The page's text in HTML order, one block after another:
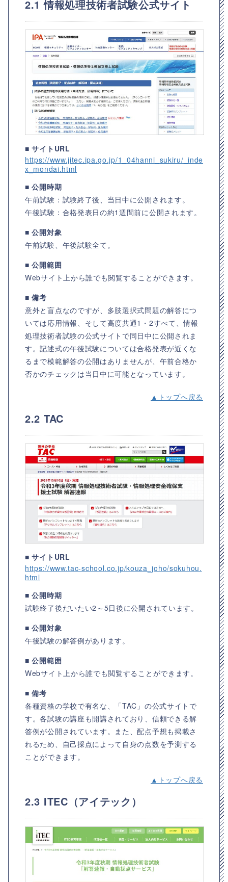
2.1 情報処理技術者試験公式サイト
■ サイトURL
https://www.jitec.ipa.go.jp/1_04hanni_sukiru/_inde
x_mondai.html
■ 公開時期
午前試験：試験終了後、当日中に公開されます。
午後試験：合格発表日の約1週間前に公開されます。
■ 公開対象
午前試験、午後試験全て。
■ 公開範囲
Webサイト上から誰でも閲覧することができます。
■ 備考
意外と盲点なのですが、多肢選択式問題の解答につ
いては応用情報、そして高度共通1・2すべて、情報
処理技術者試験の公式サイトで同日中に公開されま
す。記述式の午後試験については合格発表が近くな
るまで模範解答の公開はありませんが、午前合格か
否かのチェックは当日中に可能となっています。
▲トップへ戻る
2.2 TAC
■ サイトURL
https://www.tac-school.co.jp/kouza_joho/sokuhou.
html
■ 公開時期
試験終了後だいたい2～5日後に公開されています。
■ 公開対象
午後試験の解答例があります。
■ 公開範囲
Webサイト上から誰でも閲覧することができます。
■ 備考
各種資格の学校で有名な、「TAC」の公式サイトで
す。各試験の講座も開講されており、信頼できる解
答例が公開されています。また、配点予想も掲載さ
れるため、自己採点によって自身の点数を予測する
ことができます。
▲トップへ戻る
2.3 ITEC（アイテック）